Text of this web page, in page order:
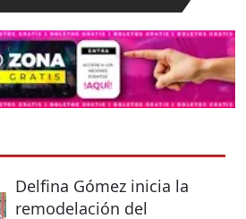
Delfina Gómez inicia la
remodelación del